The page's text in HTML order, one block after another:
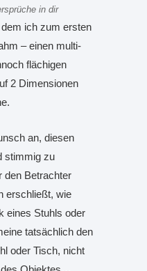
in dir
ich zum ersten
– einen multi-
flächigen
2 Dimensionen
an, diesen
stimmig zu
den Betrachter
erschließt, wie
eines Stuhls oder
tatsächlich den
oder Tisch, nicht